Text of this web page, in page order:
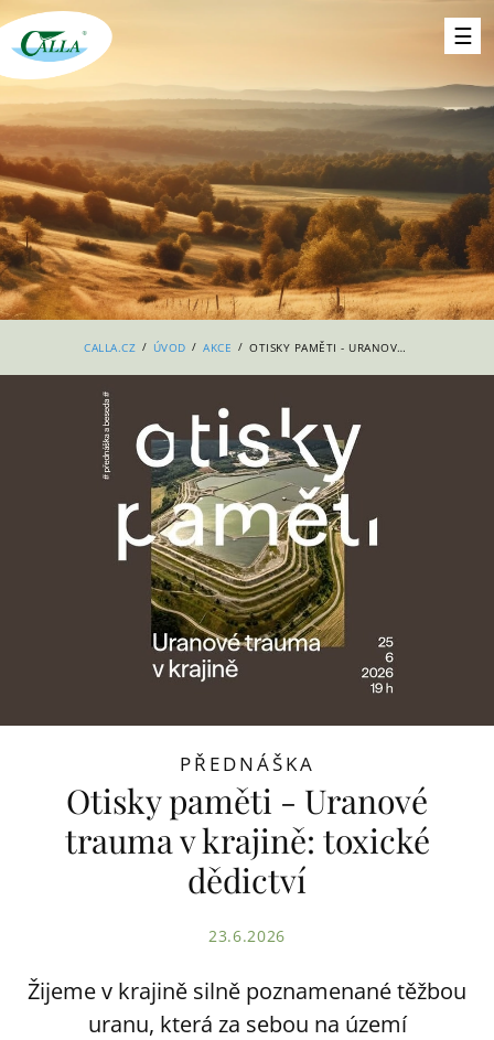
CALLA.CZ / ÚVOD / AKCE / OTISKY PAMĚTI - URANOVÉ TRAUMA V KRAJINĚ: TOXICKÉ DĚDICTVÍ
PŘEDNÁŠKA
Otisky paměti - Uranové
trauma v krajině: toxické
dědictví
23.6.2026
Žijeme v krajině silně poznamenané těžbou
uranu, která za sebou na území